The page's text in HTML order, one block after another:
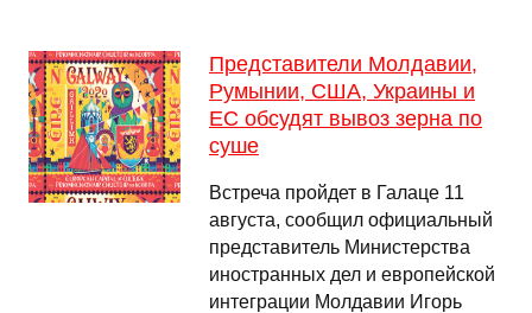
Представители Молдавии,
Румынии, США, Украины и
ЕС обсудят вывоз зерна по
суше
Встреча пройдет в Галаце 11
августа, сообщил официальный
представитель Министерства
иностранных дел и европейской
интеграции Молдавии Игорь